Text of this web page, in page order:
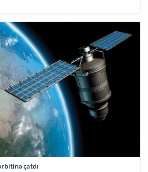
çatdı